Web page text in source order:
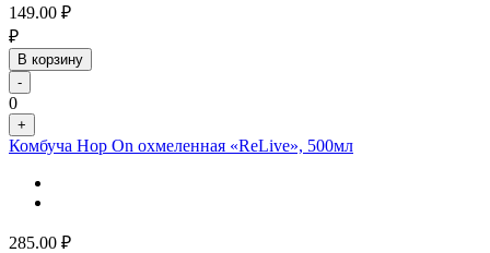
149.00 ₽
₽
В корзину
-
0
+
Комбуча Hop On охмеленная «ReLive», 500мл
285.00 ₽